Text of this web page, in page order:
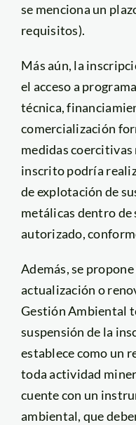
se menciona un
requisitos).
Más aún, la
el acceso a
técnica,
comercialización
medidas
inscrito podría
de explotación de
metálicas dentro de
autorizado,
Además, se
actualización o
Gestión Ambiental
suspensión de la
establece como un
toda actividad
cuente con un
ambiental, que